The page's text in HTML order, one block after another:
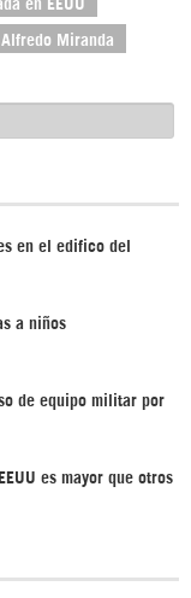
en EEUU
Alfredo Miranda
en el edifico del
a niños
de equipo militar por
es mayor que otros